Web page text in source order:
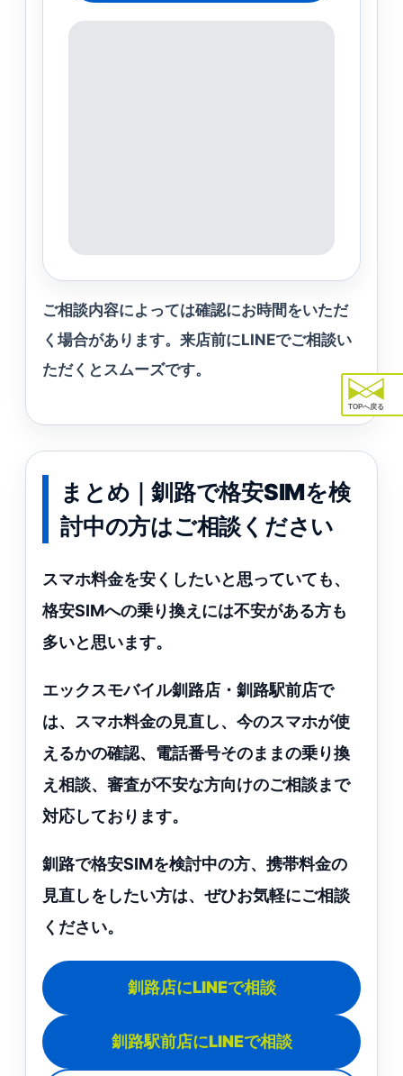
ご相談内容によっては確認にお時間をいただ
く場合があります。来店前にLINEでご相談い
ただくとスムーズです。
まとめ｜釧路で格安SIMを検
討中の方はご相談ください
スマホ料金を安くしたいと思っていても、
格安SIMへの乗り換えには不安がある方も
多いと思います。
エックスモバイル釧路店・釧路駅前店で
は、スマホ料金の見直し、今のスマホが使
えるかの確認、電話番号そのままの乗り換
え相談、審査が不安な方向けのご相談まで
対応しております。
釧路で格安SIMを検討中の方、携帯料金の
見直しをしたい方は、ぜひお気軽にご相談
ください。
釧路店にLINEで相談
釧路駅前店にLINEで相談
TOPへ戻る